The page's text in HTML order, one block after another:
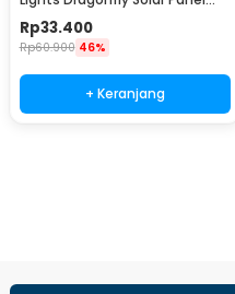
IP65 8 Modes 20 LED - M088
Rp33.400
Rp60.900 46%
+ Keranjang